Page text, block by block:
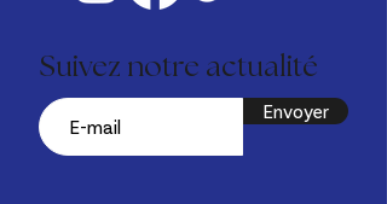
Suivez notre actualité
Envoyer